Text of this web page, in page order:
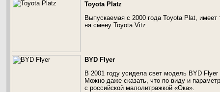
Toyota Platz
Выпускаемая с 2000 года Toyota Plat,
на смену Toyota Vitz.
BYD Flyer
В 2001 году усидела свет модель BYD
Можно даже сказать, что по виду и
с российской малолитражкой «Ока».